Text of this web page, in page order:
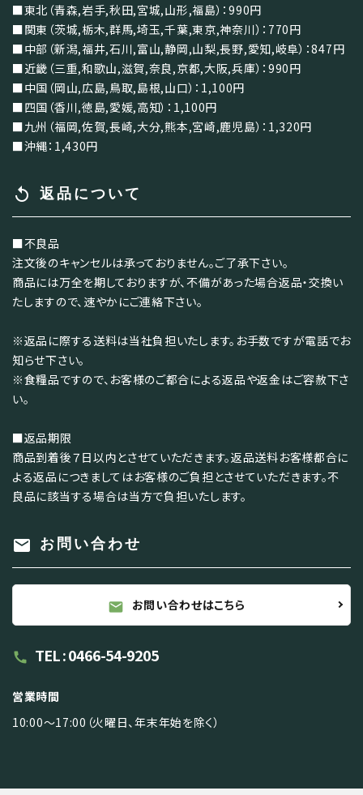
■東北（青森,岩手,秋田,宮城,山形,福島）：990円
■関東（茨城,栃木,群馬,埼玉,千葉,東京,神奈川）：770円
■中部（新潟,福井,石川,富山,静岡,山梨,長野,愛知,岐阜）：847円
■近畿（三重,和歌山,滋賀,奈良,京都,大阪,兵庫）：990円
■中国（岡山,広島,鳥取,島根,山口）：1,100円
■四国（香川,徳島,愛媛,高知）：1,100円
■九州（福岡,佐賀,長崎,大分,熊本,宮崎,鹿児島）：1,320円
■沖縄：1,430円
replay 返品について
■不良品
注文後のキャンセルは承っておりません。ご了承下さい。
商品には万全を期しておりますが、不備があった場合返品・交換い
たしますので、速やかにご連絡下さい。
※返品に際する送料は当社負担いたします。お手数ですが電話でお
知らせ下さい。
※食糧品ですので、お客様のご都合による返品や返金はご容赦下さ
い。
■返品期限
商品到着後７日以内とさせていただきます。返品送料お客様都合に
よる返品につきましてはお客様のご負担とさせていただきます。不
良品に該当する場合は当方で負担いたします。
mail お問い合わせ
mail お問い合わせはこちら
call TEL : 0466-54-9205
営業時間
10:00～17:00（火曜日、年末年始を除く）